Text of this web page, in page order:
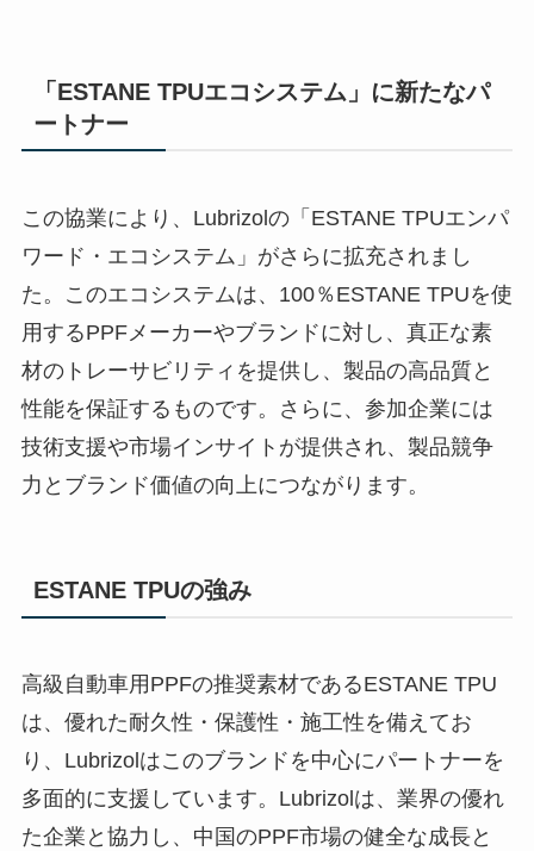
「ESTANE TPUエコシステム」に新たなパ
ートナー
この協業により、Lubrizolの「ESTANE TPUエンパ
ワード・エコシステム」がさらに拡充されまし
た。このエコシステムは、100％ESTANE TPUを使
用するPPFメーカーやブランドに対し、真正な素
材のトレーサビリティを提供し、製品の高品質と
性能を保証するものです。さらに、参加企業には
技術支援や市場インサイトが提供され、製品競争
力とブランド価値の向上につながります。
ESTANE TPUの強み
高級自動車用PPFの推奨素材であるESTANE TPU
は、優れた耐久性・保護性・施工性を備えてお
り、Lubrizolはこのブランドを中心にパートナーを
多面的に支援しています。Lubrizolは、業界の優れ
た企業と協力し、中国のPPF市場の健全な成長と